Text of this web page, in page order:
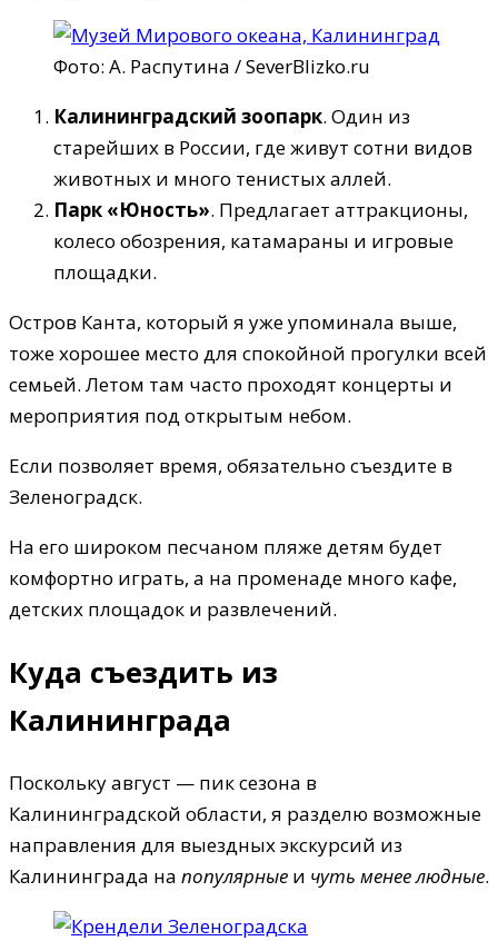
Фото: А. Распутина / SeverBlizko.ru
Калининградский зоопарк. Один из
старейших в России, где живут сотни видов
животных и много тенистых аллей.
Парк «Юность». Предлагает аттракционы,
колесо обозрения, катамараны и игровые
площадки.
Остров Канта, который я уже упоминала выше,
тоже хорошее место для спокойной прогулки всей
семьей. Летом там часто проходят концерты и
мероприятия под открытым небом.
Если позволяет время, обязательно съездите в
Зеленоградск.
На его широком песчаном пляже детям будет
комфортно играть, а на променаде много кафе,
детских площадок и развлечений.
Куда съездить из
Калининграда
Поскольку август — пик сезона в
Калининградской области, я разделю возможные
направления для выездных экскурсий из
Калининграда на популярные и чуть менее людные.